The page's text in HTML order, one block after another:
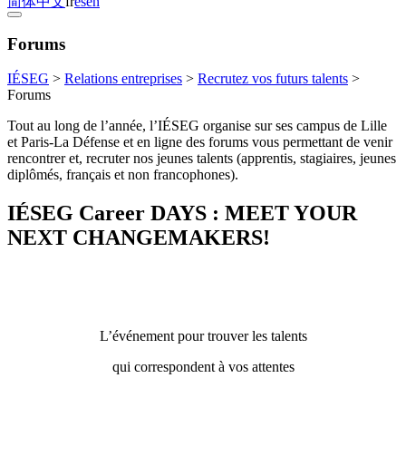
Forums
IÉSEG > Relations entreprises > Recrutez vos futurs talents >
Forums
Tout au long de l’année, l’IÉSEG organise sur ses campus de Lille
et Paris-La Défense et en ligne des forums vous permettant de venir
rencontrer et, recruter nos jeunes talents (apprentis, stagiaires, jeunes
diplômés, français et non francophones).
IÉSEG Career DAYS : MEET YOUR
NEXT CHANGEMAKERS!
L’événement pour trouver les talents
qui correspondent à vos attentes